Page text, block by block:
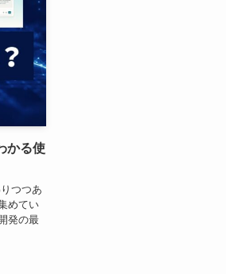
かる使
つつあ
めてい
発の最